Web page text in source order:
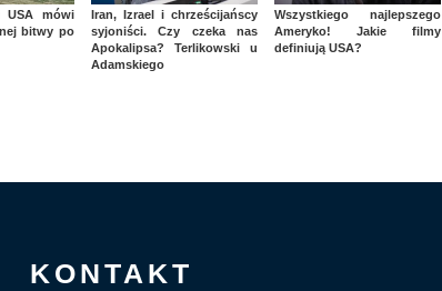
USA mówi
bitwy po
Iran, Izrael i chrześcijańscy
syjoniści. Czy czeka nas
Apokalipsa? Terlikowski u
Adamskiego
Wszystkiego najlepszego
Ameryko! Jakie filmy
definiują USA?
KONTAKT